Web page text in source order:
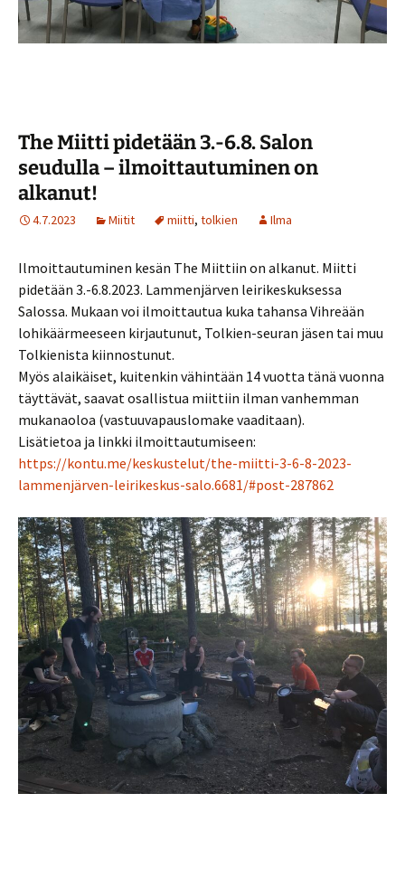
The Miitti pidetään 3.-6.8. Salon
seudulla – ilmoittautuminen on
alkanut!
4.7.2023 Miitit miitti, tolkien Ilma
Ilmoittautuminen kesän The Miittiin on alkanut. Miitti
pidetään 3.-6.8.2023. Lammenjärven leirikeskuksessa
Salossa. Mukaan voi ilmoittautua kuka tahansa Vihreään
lohikäärmeeseen kirjautunut, Tolkien-seuran jäsen tai muu
Tolkienista kiinnostunut.
Myös alaikäiset, kuitenkin vähintään 14 vuotta tänä vuonna
täyttävät, saavat osallistua miittiin ilman vanhemman
mukanaoloa (vastuuvapauslomake vaaditaan).
Lisätietoa ja linkki ilmoittautumiseen:
https://kontu.me/keskustelut/the-miitti-3-6-8-2023-
lammenjärven-leirikeskus-salo.6681/#post-287862